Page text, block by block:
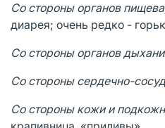
Со стороны органов
диарея; очень редко -
Со стороны органов
Со стороны сердечно-
Со стороны кожи и